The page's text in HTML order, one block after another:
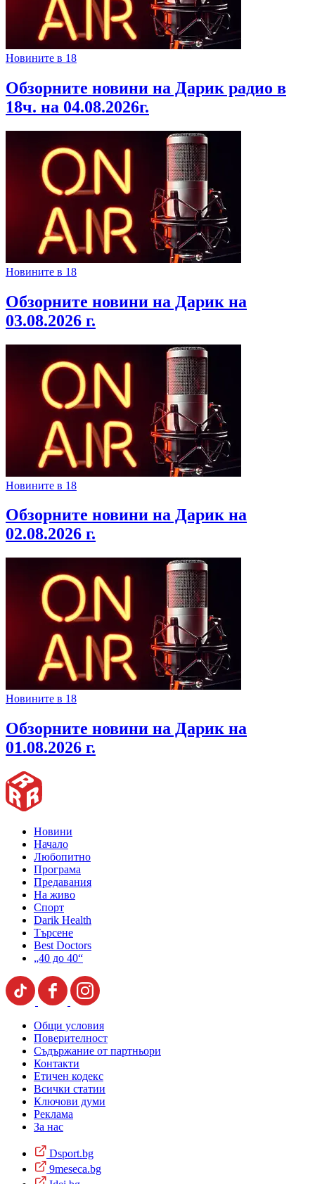
Новините в 18
Обзорните новини на Дарик радио в
18ч. на 04.08.2026г.
Новините в 18
Обзорните новини на Дарик на
03.08.2026 г.
Новините в 18
Обзорните новини на Дарик на
02.08.2026 г.
Новините в 18
Обзорните новини на Дарик на
01.08.2026 г.
Новини
Начало
Любопитно
Програма
Предавания
На живо
Спорт
Darik Health
Търсене
Best Doctors
„40 до 40“
Общи условия
Поверителност
Съдържание от партньори
Контакти
Етичен кодекс
Всички статии
Ключови думи
Реклама
За нас
Dsport.bg
9meseca.bg